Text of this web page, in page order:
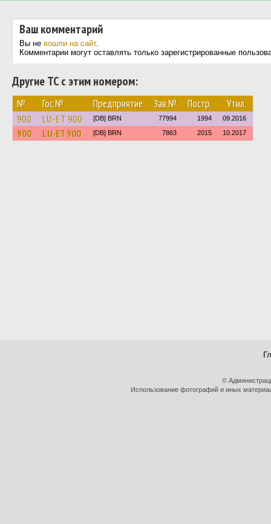
Ваш комментарий
Вы не вошли на сайт.
Комментарии могут оставлять только зарегистрированные
Другие ТС с этим номером:
№ Гос.№ Предприятие Зав.№ Постр. Утил.
900 LU-ET 900 [DB] BRN 77994 1994 09.2016
900 LU-ET 900 [DB] BRN 7863 2015 10.2017
©
Использование фотографий и иных